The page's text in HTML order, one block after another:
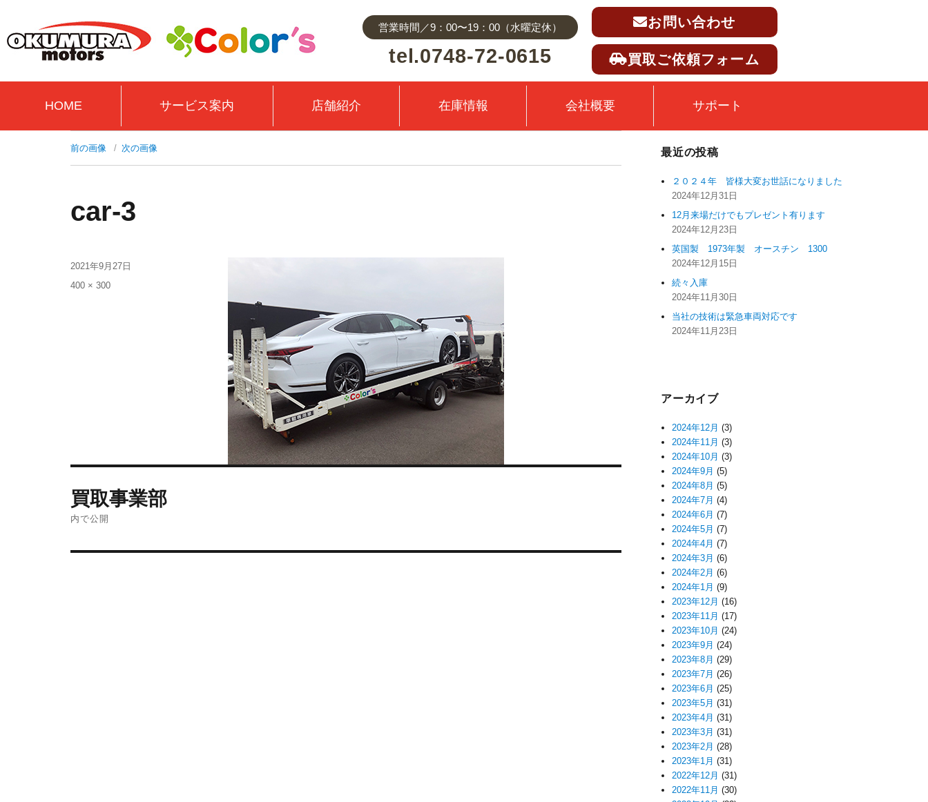
営業時間／9：00〜19：00（水曜定休）
tel.0748-72-0615
お問い合わせ
買取ご依頼フォーム
HOME サービス案内 店舗紹介 在庫情報 会社概要 サポート
前の画像 次の画像
car-3
2021年9月27日
400 × 300
買取事業部
内で公開
最近の投稿
２０２４年 皆様大変お世話になりました
2024年12月31日
12月来場だけでもプレゼント有ります
2024年12月23日
英国製 1973年製 オースチン 1300
2024年12月15日
続々入庫
2024年11月30日
当社の技術は緊急車両対応です
2024年11月23日
アーカイブ
2024年12月 (3)
2024年11月 (3)
2024年10月 (3)
2024年9月 (5)
2024年8月 (5)
2024年7月 (4)
2024年6月 (7)
2024年5月 (7)
2024年4月 (7)
2024年3月 (6)
2024年2月 (6)
2024年1月 (9)
2023年12月 (16)
2023年11月 (17)
2023年10月 (24)
2023年9月 (24)
2023年8月 (29)
2023年7月 (26)
2023年6月 (25)
2023年5月 (31)
2023年4月 (31)
2023年3月 (31)
2023年2月 (28)
2023年1月 (31)
2022年12月 (31)
2022年11月 (30)